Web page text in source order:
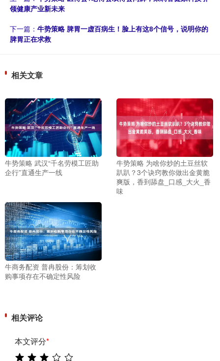
领健康产业新未来
下一篇： 牛势策略 脾胃一虚百病生！脸上有这8个信号，说明你的
脾胃正在求救
相关文章
牛势策略 武汉“千名劳模工匠助
企行”直通生产一线
牛势策略 为啥你炒的土豆丝软
趴趴？3个诀窍教你做出金黄脆
爽版，香到舔盘_口感_大火_香
味
牛商务配资 普冉股份：筹划收
购事项存在不确定性风险
相关评论
本文评分*